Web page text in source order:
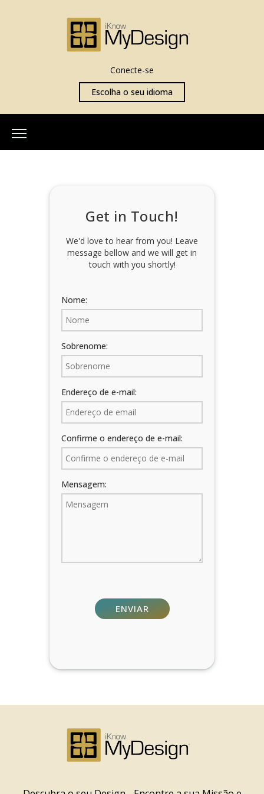
Conecte-se
Escolha o seu idioma
Nossa Equipe
Mais Informações
iKnowMyDesign DISC
Get in Touch!
We'd love to hear from you! Leave
message bellow and we will get in
touch with you shortly!
Nome:
Sobrenome:
Endereço de e-mail:
Confirme o endereço de e-mail:
Mensagem: